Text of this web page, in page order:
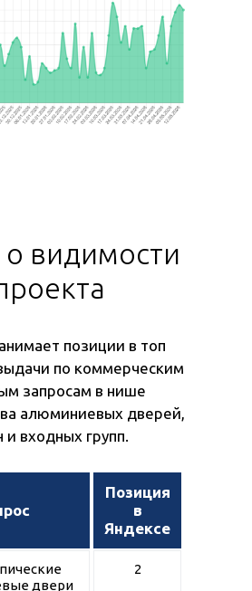
о видимости
позиции в топ
по коммерческим
запросам в нише
алюминиевых дверей,
и входных групп.
Позиция
в
Яндексе
двери
2